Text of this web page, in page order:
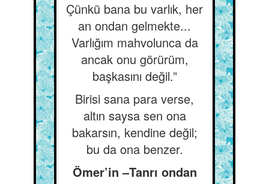
Çünkü bana bu varlık, her
an ondan gelmekte...
Varlığım mahvolunca da
ancak onu görürüm,
başkasını değil.”
Birisi sana para verse,
altın saysa sen ona
bakarsın, kendine değil;
bu da ona benzer.
Ömer’in –Tanrı ondan